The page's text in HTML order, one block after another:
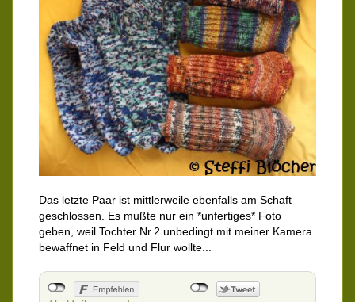
Das letzte Paar ist mittlerweile ebenfalls am Schaft
geschlossen. Es mußte nur ein *unfertiges* Foto
geben, weil Tochter Nr.2 unbedingt mit meiner Kamera
bewaffnet in Feld und Flur wollte...